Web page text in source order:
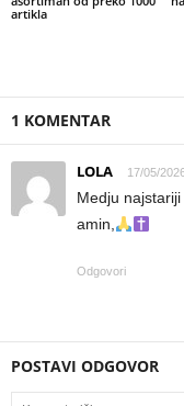
artikla
1 KOMENTAR
LOLA 17/05/
Medju
amin,
Odgovori
POSTAVI ODGOVOR